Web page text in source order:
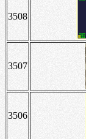
3508
3507
3506